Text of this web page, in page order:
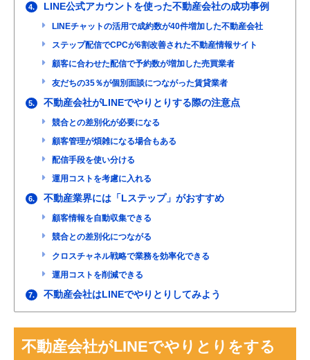
4. LINE公式アカウントを使った不動産会社の成功事例
LINEチャットの活用で成約数が40件増加した不動産会社
ステップ配信でCPCが6割改善された不動産情報サイト
顧客に合わせた配信で予約数が増加した売買業者
友だちの35％が個別面談につながった賃貸業者
5. 不動産会社がLINEでやりとりする際の注意点
競合との差別化が必要になる
顧客管理が煩雑になる場合もある
配信手段を使い分ける
運用コストを考慮に入れる
6. 不動産業界には「Lステップ」がおすすめ
顧客情報を自動収集できる
競合との差別化につながる
クロスチャネル戦略で業務を効率化できる
運用コストを削減できる
7. 不動産会社はLINEでやりとりしてみよう
不動産会社がLINEでやりとりをする